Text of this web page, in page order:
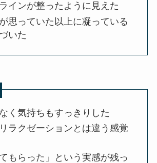
インが整ったように見えた
思っていた以上に凝っている
いた
く気持ちもすっきりした
ラクゼーションとは違う感覚
てもらった」という実感が残っ